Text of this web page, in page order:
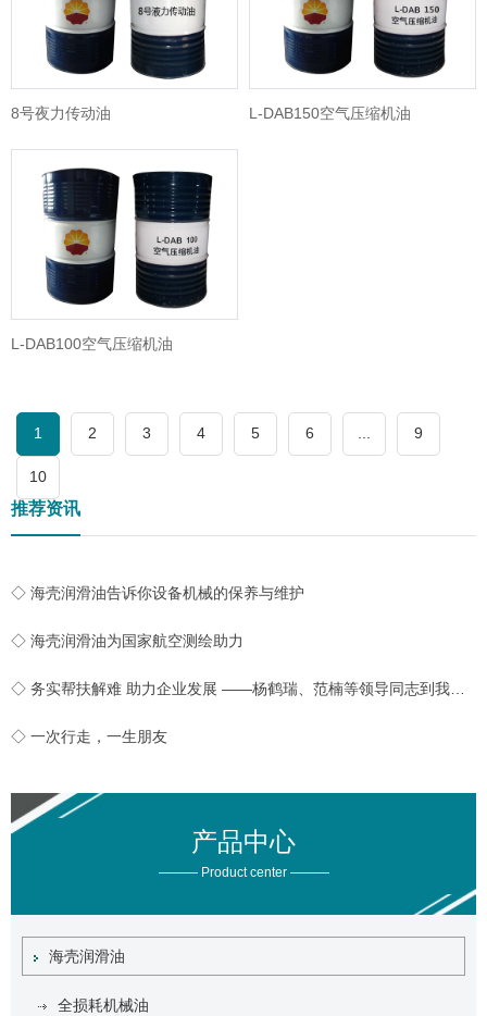
产品中心
——— Product center ———
海壳润滑油
全损耗机械油
8号夜力传动油 L-DAB150空气压缩机油
L-DAB100空气压缩机油
1 2 3 4 5 6 ... 9
10
推荐资讯
◇ 海壳润滑油告诉你设备机械的保养与维护
◇ 海壳润滑油为国家航空测绘助力
◇ 务实帮扶解难 助力企业发展 ——杨鹤瑞、范楠等领导同志到我公司实地开展帮扶工作
◇ 一次行走，一生朋友